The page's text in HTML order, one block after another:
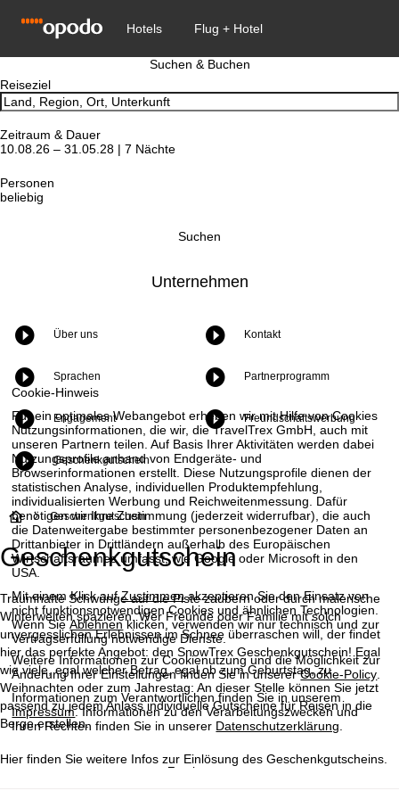
Cookie-Hinweis
Für ein optimales Webangebot erheben wir mit Hilfe von Cookies
Nutzungsinformationen, die wir, die TravelTrex GmbH, auch mit
unseren Partnern teilen. Auf Basis Ihrer Aktivitäten werden dabei
Nutzungsprofile anhand von Endgeräte- und
Browserinformationen erstellt. Diese Nutzungsprofile dienen der
statistischen Analyse, individuellen Produktempfehlung,
individualisierten Werbung und Reichweitenmessung. Dafür
benötigen wir Ihre Zustimmung (jederzeit widerrufbar), die auch
die Datenweitergabe bestimmter personenbezogener Daten an
Drittanbieter in Drittländern außerhalb des Europäischen
Wirtschaftsraumes umfasst, wie Google oder Microsoft in den
USA.
Mit einem Klick aufZustimmenakzeptieren Sie den Einsatz von
nicht funktionsnotwendigen Cookies und ähnlichen Technologien.
Wenn SieAblehnenklicken, verwenden wir nur technisch und zur
Vertragserfüllung notwendige Dienste.
Weitere Informationen zur Cookienutzung und die Möglichkeit zur
Änderung Ihrer Einstellungen finden Sie in unsererCookie-Policy
Informationen zum Verantwortlichen finden Sie in unserem
Impressum. Informationen zu den Verarbeitungszwecken und
Ihren Rechten finden Sie in unserer Datenschutzerklärung
Zustimmen
Suchen & Buchen
Reiseziel
Zeitraum & Dauer
10.08.26 – 31.05.28 | 7 Nächte
Personen
beliebig
Suchen
Unternehmen
Über uns Kontakt
Sprachen Partnerprogramm
Engagement Freundschaftswerbung
Geschenkgutschein
S
t
a
r
t
s
e
Geschenkgutschein
Geschenkgutschein
Traumhafte Schwünge auf die Piste zaubern oder durch malerische
Winterwelten spazieren. Wer Freunde oder Familie mit solch
unvergesslichen Erlebnissen im Schnee überraschen will, der findet
hier das perfekte Angebot: den SnowTrex Geschenkgutschein! Egal
wie viele, egal welcher Betrag, egal ob zum Geburtstag, zu
Weihnachten oder zum Jahrestag: An dieser Stelle können Sie jetzt
passend zu jedem Anlass individuelle Gutscheine für Reisen in die
Berge erstellen.
Hier finden Sie weitere Infos zur Einlösung des Geschenkgutscheins